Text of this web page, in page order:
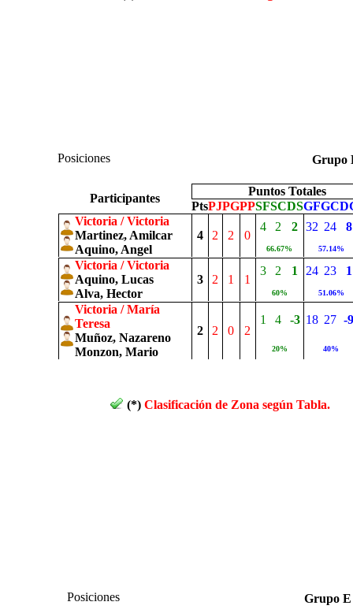
Posiciones
Participantes
Puntos Totales
PtsPJPGPPSFSCDSGFGC
Victoria / Victoria
Martinez, Amilcar
Aquino, Angel
4 2 2 0
4 2 2 32 24 8
66.67% 57.14%
Victoria / Victoria
Aquino, Lucas
Alva, Hector
3 2 1 1
3 2 1 24 23 1
60% 51.06%
Victoria / María
Teresa
Muñoz, Nazareno
Monzon, Mario
2 2 0 2
1 4 -3 18 27 -9
20% 40%
(*) Clasificación de Zona según Tabla.
Posiciones Grupo